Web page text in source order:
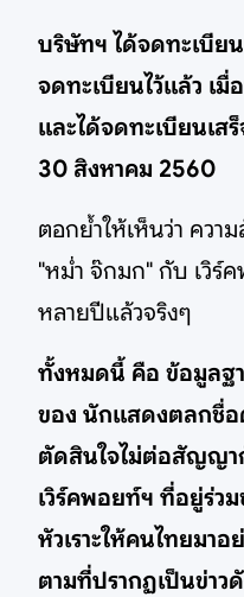
บริษัทฯ ได้จดทะเบีย
จดทะเบียนไว้แล้ว เมื่
และได้จดทะเบียนเส
30 สิงหาคม 2560
ตอกย้ำให้เห็นว่า ควา
"หม่ำ จ๊กมก" กับ เวิร์
หลายปีแล้วจริงๆ
ทั้งหมดนี้ คือ ข้อมูลฐ
ของ นักแสดงตลกชื่
ตัดสินใจไม่ต่อสัญญา
เวิร์คพอยท์ฯ ที่อยู่ร่วม
หัวเราะให้คนไทยมาอ
ตามที่ปรากฏเป็นข่าว